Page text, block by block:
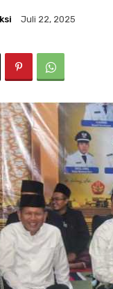
Juli 22, 2025